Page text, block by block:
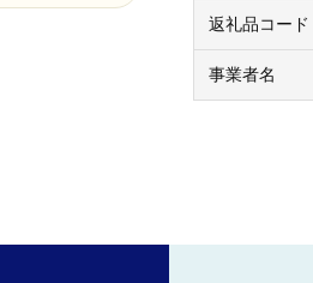
返礼品コード
事業者名